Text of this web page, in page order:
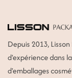
Depuis 2013,
d'expérience dans
d'emballages